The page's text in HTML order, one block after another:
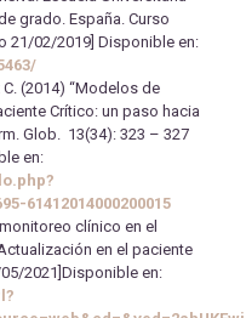
grado. España. Curso
21/02/2019] Disponible en:
(2014) “Modelos de
Crítico: un paso hacia
Glob. 13(34): 323 – 327
en:
61412014000200015
clínico en el
en el paciente
2021]Disponible en: